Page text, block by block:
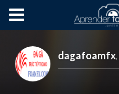
Cursos OnLine
dagafoamfx,